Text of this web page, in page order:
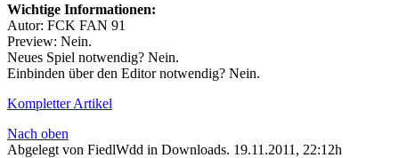
Wichtige Informationen:
Autor: FCK FAN 91
Preview: Nein.
Neues Spiel notwendig? Nein.
Einbinden über den Editor notwendig? Nein.
Kompletter Artikel
Nach oben
Abgelegt von FiedlWdd in Downloads. 19.11.2011, 22:12h